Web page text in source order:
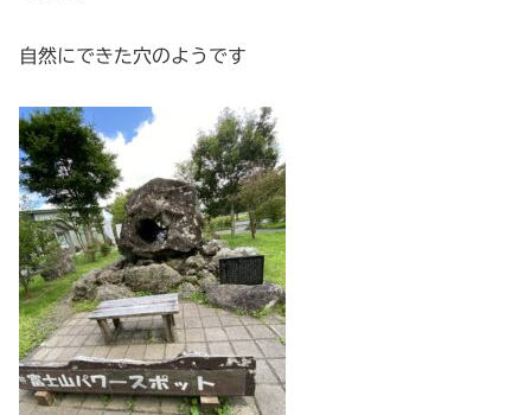
自然にできた穴のようです